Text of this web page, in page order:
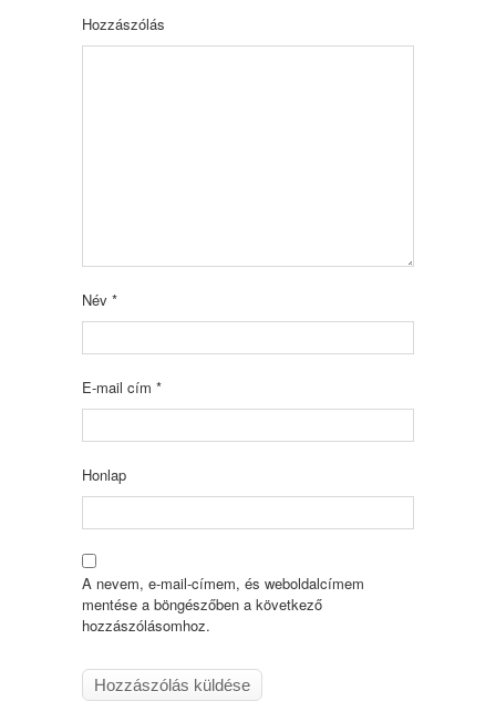
Hozzászólás
Név *
E-mail cím *
Honlap
A nevem, e-mail-címem, és weboldalcímem
mentése a böngészőben a következő
hozzászólásomhoz.